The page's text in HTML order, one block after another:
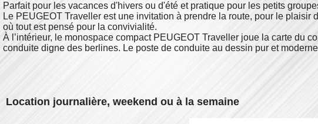
Parfait pour les vacances d'hivers ou d'été et pratique pour les petits
Le PEUGEOT Traveller est une invitation à prendre la route, pour le
où tout est pensé pour la convivialité.
À l’intérieur, le monospace compact PEUGEOT Traveller joue la carte du
conduite digne des berlines. Le poste de conduite au dessin pur et
Location journalière, weekend ou à la semaine